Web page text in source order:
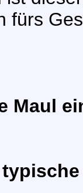
fürs
Maul